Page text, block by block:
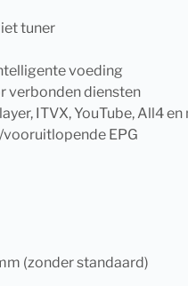
tuner
voeding
verbonden diensten
ITVX, YouTube, All4
EPG
(zonder standaard)